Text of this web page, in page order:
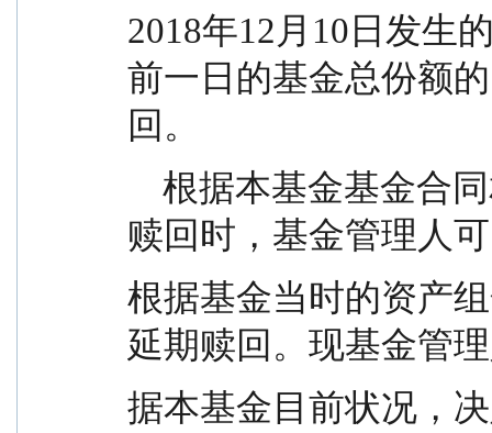
2018年12月10日发生
前一日的基金总份额
回。
赎回时，基金管理人
根据基金当时的资产
延期赎回。现基金管
据本基金目前状况，